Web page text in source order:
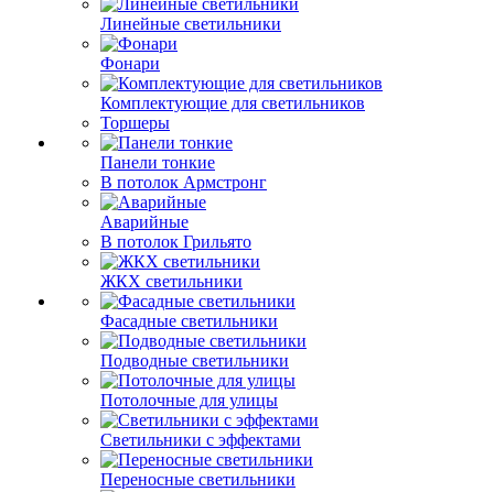
Линейные светильники
Фонари
Комплектующие для светильников
Торшеры
Панели тонкие
В потолок Армстронг
Аварийные
В потолок Грильято
ЖКХ светильники
Фасадные светильники
Подводные светильники
Потолочные для улицы
Светильники с эффектами
Переносные светильники